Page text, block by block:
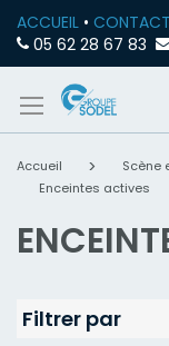
ACCUEIL • CONTACT
05 62 28 67 83
Accueil Scène
Enceintes actives
Filtrer par